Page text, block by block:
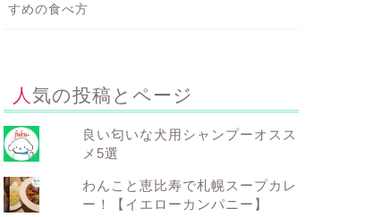
すめの食べ方
人気の投稿とページ
良い匂いな犬用シャンプーオスス
メ5選
わんこと恵比寿で札幌スープカレ
ー！【イエローカンパニー】